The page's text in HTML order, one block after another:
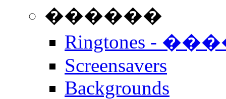
������
Ringtones -
Screensavers
Backgrounds